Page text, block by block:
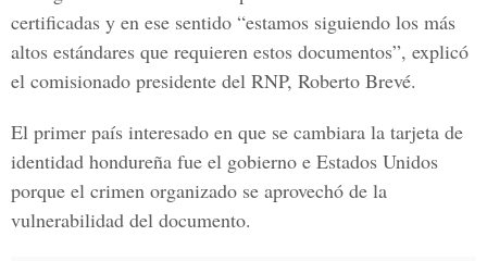
certificadas y en ese sentido “estamos siguiendo los más
altos estándares que requieren estos documentos”, explicó
el comisionado presidente del RNP, Roberto Brevé.
El primer país interesado en que se cambiara la tarjeta de
identidad hondureña fue el gobierno e Estados Unidos
porque el crimen organizado se aprovechó de la
vulnerabilidad del documento.